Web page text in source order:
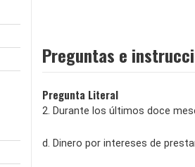
Preguntas e
Pregunta Literal
2. Durante los últimos doce
d. Dinero por intereses de